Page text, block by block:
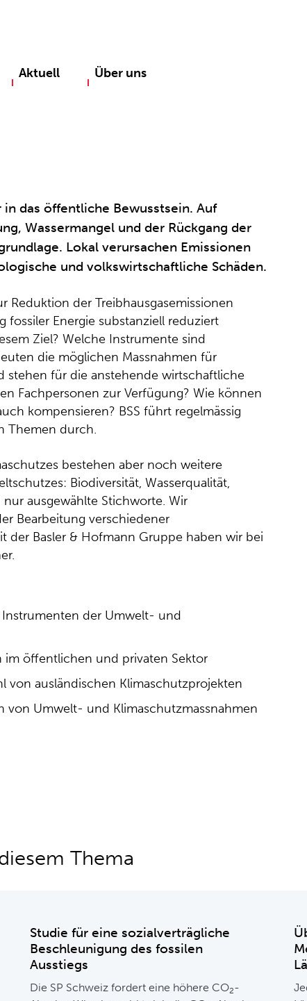
Aktuell Über uns
das öffentliche Bewusstsein. Auf
Wassermangel und der Rückgang der
Lokal verursachen Emissionen
und volkswirtschaftliche Schäden.
Reduktion der Treibhausgasemissionen
fossiler Energie substanziell reduziert
Ziel? Welche Instrumente sind
die möglichen Massnahmen für
stehen für die anstehende wirtschaftliche
Fachpersonen zur Verfügung? Wie können
kompensieren? BSS führt regelmässig
Themen durch.
bestehen aber noch weitere
Biodiversität, Wasserqualität,
ausgewählte Stichworte. Wir
Bearbeitung verschiedener
der Basler & Hofmann Gruppe haben wir bei
der Umwelt- und
im öffentlichen und privaten Sektor
von ausländischen Klimaschutzprojekten
von Umwelt- und Klimaschutzmassnahmen
Thema
Studie für eine sozialverträgliche
Beschleunigung des fossilen
Ausstiegs
Die SP Schweiz fordert eine höhere CO2-